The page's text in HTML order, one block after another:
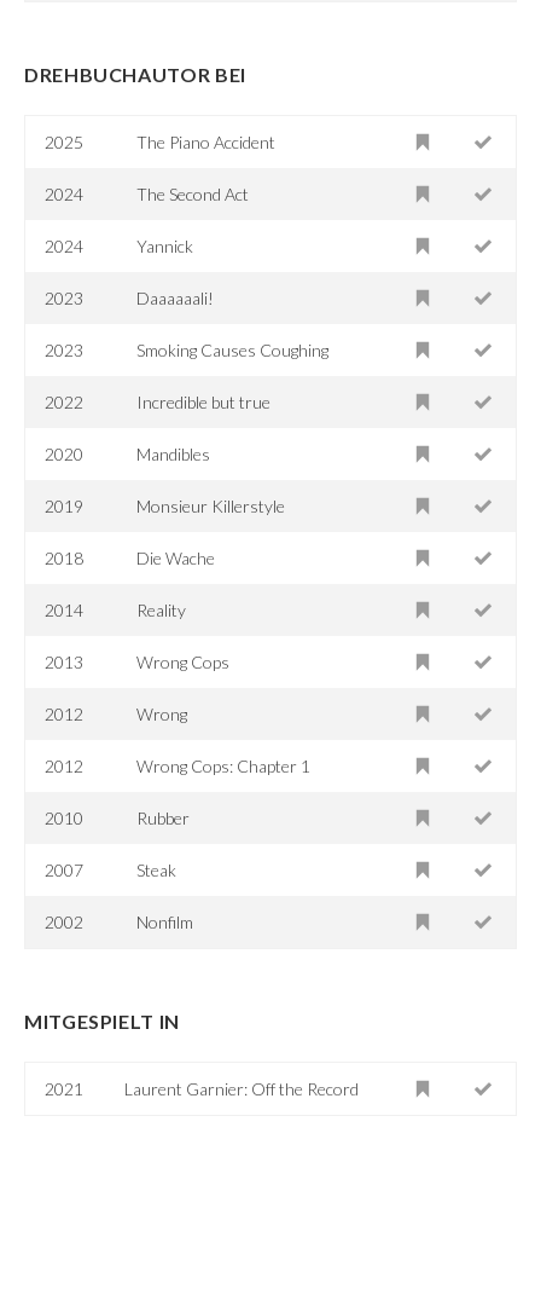
DREHBUCHAUTOR BEI
2025 The Piano Accident
2024 The Second Act
2024 Yannick
2023 Daaaaaali!
2023 Smoking Causes Coughing
2022 Incredible but true
2020 Mandibles
2019 Monsieur Killerstyle
2018 Die Wache
2014 Reality
2013 Wrong Cops
2012 Wrong
2012 Wrong Cops: Chapter 1
2010 Rubber
2007 Steak
2002 Nonfilm
MITGESPIELT IN
2021 Laurent Garnier: Off the Record